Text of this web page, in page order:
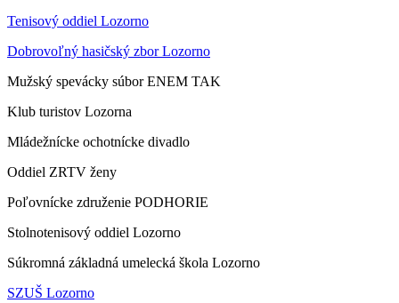
Tenisový oddiel Lozorno
Dobrovoľný hasičský zbor Lozorno
Mužský spevácky súbor ENEM TAK
Klub turistov Lozorna
Mládežnícke ochotnícke divadlo
Oddiel ZRTV ženy
Poľovnícke združenie PODHORIE
Stolnotenisový oddiel Lozorno
Súkromná základná umelecká škola Lozorno
SZUŠ Lozorno